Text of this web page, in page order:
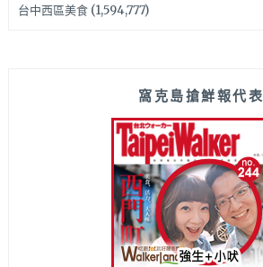
台中西區美食(1,594,777)
窩克島搶鮮報代表